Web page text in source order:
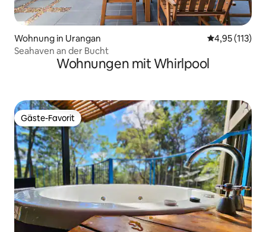
Wohnung in Urangan
4,95 (113)
Seahaven an der Bucht
Wohnungen mit Whirlpool
Gäste-Favorit
Gäste-Favorit